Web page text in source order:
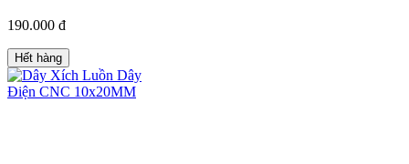
190.000 đ
Hết hàng